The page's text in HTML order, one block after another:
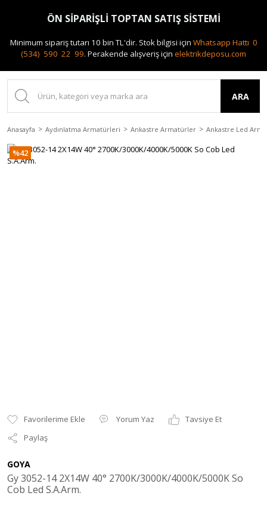
0(212) 240 87 88
ARA
Anasayfa Aydınlatma Armatürleri Ankastre Armatürler Ankastre Led
%42
Yorum Yaz
Tavsiye Et
Paylaş
GOYA
Gy 3052-14 2X14W 40° 2700K/3000K/4000K/5000K So
Cob Led S.A.Arm.
ÖN SİPARİŞLİ TOPTAN SATIŞ SİSTEMİ
Minimum sipariş tutarı 10 bin TL'dir. Stok bilgisi için Whatsapp Hattı 0
(534) 590 22 99. Perakende alışveriş için elektrikdeposu.com